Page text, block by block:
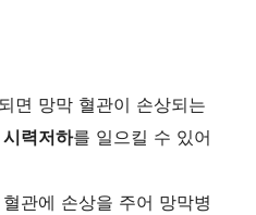
면 망막 혈관이 손상되는
시력저하를 일으킬 수 있어
관에 손상을 주어 망막병